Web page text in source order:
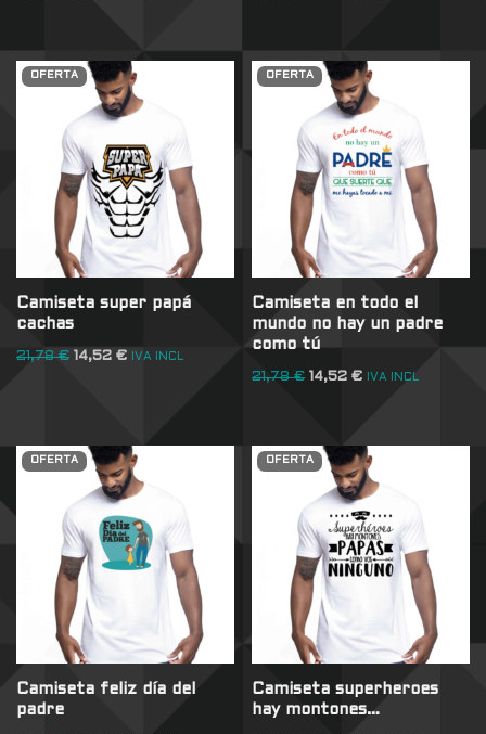
OFERTA
Camiseta super papá
cachas
21,78€ 14,52 € IVA INCL
OFERTA
Camiseta en todo el
mundo no hay un padre
como tú
21,78€ 14,52€ IVA INCL
OFERTA
Camiseta feliz día del
padre
OFERTA
Camiseta superheroes
hay montones…